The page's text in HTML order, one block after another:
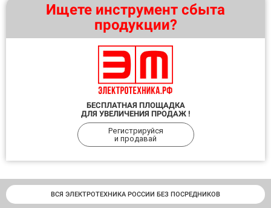
Ищете инструмент сбыта
продукции?
БЕСПЛАТНАЯ ПЛОЩАДКА
ДЛЯ УВЕЛИЧЕНИЯ ПРОДАЖ !
Регистрируйся
и продавай
ВСЯ ЭЛЕКТРОТЕХНИКА РОССИИ БЕЗ ПОСРЕДНИКОВ